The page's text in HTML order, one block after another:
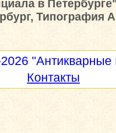
в
Типография
"Антикварные
Контакты